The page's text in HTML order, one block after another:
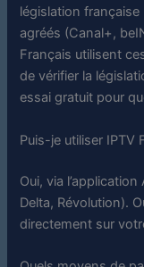
législation
agréés (Canal+,
Français utilisent
de vérifier la
essai gratuit pour
Puis-je utiliser IPTV
Oui, via
Delta, Révolution).
directement sur